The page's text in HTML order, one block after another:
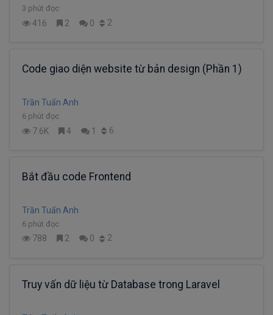
3 phút đọc
416 2 0 2
Code giao diện website từ bản design (Phần 1)
Trần Tuấn Anh
6 phút đọc
7.6K 4 1 6
Bắt đầu code Frontend
Trần Tuấn Anh
6 phút đọc
788 2 0 2
Truy vấn dữ liệu từ Database trong Laravel